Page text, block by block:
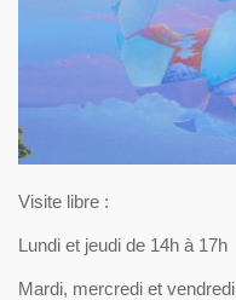
Visite libre :
Lundi et jeudi de 14h à 17h
Mardi, mercredi et vendredi